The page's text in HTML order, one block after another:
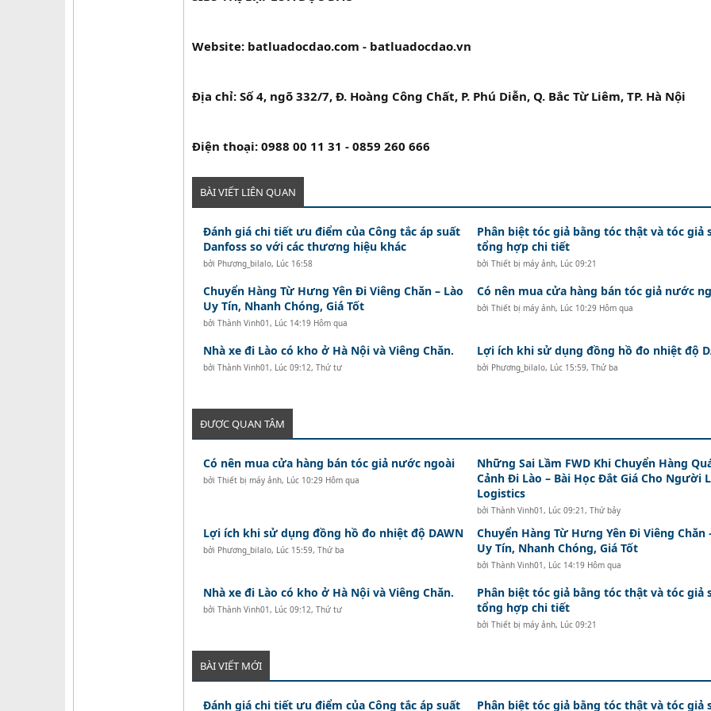
Website: batluadocdao.com - batluadocdao.vn
Địa chỉ: Số 4, ngõ 332/7, Đ. Hoàng Công Chất, P. Phú Diễn, Q. Bắc Từ Liêm, TP. Hà Nội
Điện thoại: 0988 00 11 31 - 0859 260 666
BÀI VIẾT LIÊN QUAN
Đánh giá chi tiết ưu điểm của Công tắc áp suất
Danfoss so với các thương hiệu khác
bởi Phương_bilalo, Lúc 16:58
Phân biệt tóc giả bằng tóc thật và tóc giả
tổng hợp chi tiết
bởi Thiết bị máy ảnh, Lúc 09:21
Chuyển Hàng Từ Hưng Yên Đi Viêng Chăn – Lào
Uy Tín, Nhanh Chóng, Giá Tốt
bởi Thành Vinh01, Lúc 14:19 Hôm qua
Có nên mua cửa hàng bán tóc giả nước
bởi Thiết bị máy ảnh, Lúc 10:29 Hôm qua
Nhà xe đi Lào có kho ở Hà Nội và Viêng Chăn.
bởi Thành Vinh01, Lúc 09:12, Thứ tư
Lợi ích khi sử dụng đồng hồ đo nhiệt độ
bởi Phương_bilalo, Lúc 15:59, Thứ ba
ĐƯỢC QUAN TÂM
Có nên mua cửa hàng bán tóc giả nước ngoài
bởi Thiết bị máy ảnh, Lúc 10:29 Hôm qua
Những Sai Lầm FWD Khi Chuyển Hàng
Cảnh Đi Lào – Bài Học Đắt Giá Cho Người
Logistics
bởi Thành Vinh01, Lúc 09:21, Thứ bảy
Lợi ích khi sử dụng đồng hồ đo nhiệt độ DAWN
bởi Phương_bilalo, Lúc 15:59, Thứ ba
Chuyển Hàng Từ Hưng Yên Đi Viêng Chăn
Uy Tín, Nhanh Chóng, Giá Tốt
bởi Thành Vinh01, Lúc 14:19 Hôm qua
Nhà xe đi Lào có kho ở Hà Nội và Viêng Chăn.
bởi Thành Vinh01, Lúc 09:12, Thứ tư
Phân biệt tóc giả bằng tóc thật và tóc giả
tổng hợp chi tiết
bởi Thiết bị máy ảnh, Lúc 09:21
BÀI VIẾT MỚI
Đánh giá chi tiết ưu điểm của Công tắc áp suất Phân biệt tóc giả bằng tóc thật và tóc giả